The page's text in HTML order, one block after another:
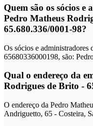
Quem são os sócios e
Pedro Matheus
65.680.336/0001-98?
Os sócios e
65680336000198, são:
Qual o endereço da
Rodrigues de Brito -
O endereço da Pedro
Andriguetto, 65 - Costeira,